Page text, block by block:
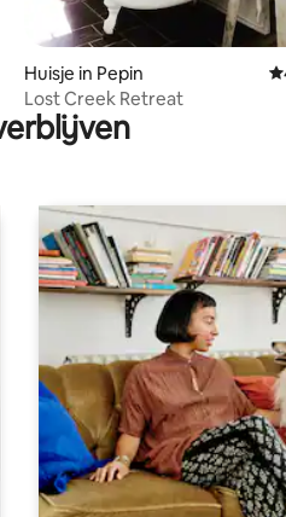
Huisje in Pepin
Lost Creek Retreat